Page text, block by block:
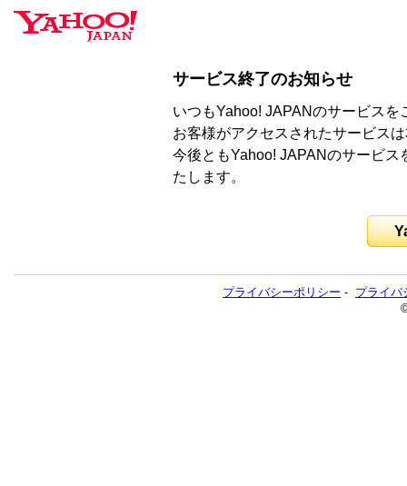
サービス終了のお知らせ
いつもYahoo! JAPANのサービス
お客様がアクセスされたサービス
今後ともYahoo! JAPANのサービ
たします。
プライバシーポリシー - プライバ